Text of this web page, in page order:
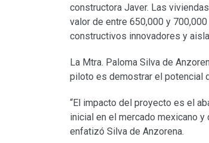
constructora Javer. Las
valor de entre 650,000 y
constructivos innovadores y
La Mtra. Paloma Silva de
piloto es demostrar el potencial
“El impacto del proyecto es el
inicial en el mercado mexicano y
enfatizó Silva de Anzorena.